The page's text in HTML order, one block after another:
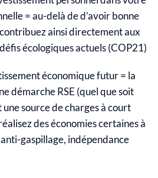
= au-delà de d’avoir bonne
ainsi directement aux
écologiques actuels (COP21)
économique futur = la
démarche RSE (quel que soit
une source de charges à court
des économies certaines à
gaspillage, indépendance